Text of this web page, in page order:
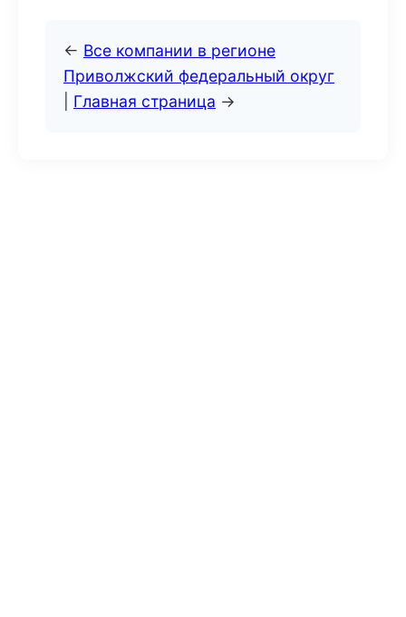
← Все компании в регионе
Приволжский федеральный округ
Главная страница →